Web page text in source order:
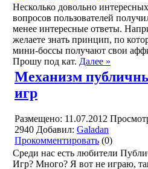
Несколько довольно интересных
вопросов пользователей
менее интересные ответы.
желаете знать принцип, по
мини-боссы получают свои
Прошу под кат. Далее »
Механизм
игр
Размещено: 11.07.2012
2940 Добавил: Galadan
Прокомментировать (0)
Среди нас есть любители
Игр? Много? Я вот не играю,